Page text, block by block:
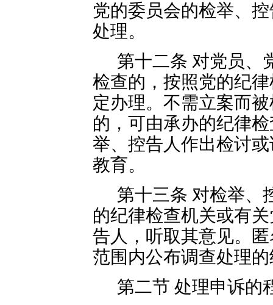
党的委员会的检举、
处理。
第十二条 对党员、
检查的，按照党的纪
定办理。不需立案而
的，可由承办的纪律
举、控告人作出检讨
教育。
第十三条 对检举、
的纪律检查机关或有
告人，听取其意见。
范围内公布调查处理
第二节 处理申诉的